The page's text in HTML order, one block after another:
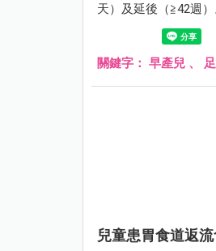
天）及延後（≧42週
關鍵字： 早產兒 、
兒童患胃食道返